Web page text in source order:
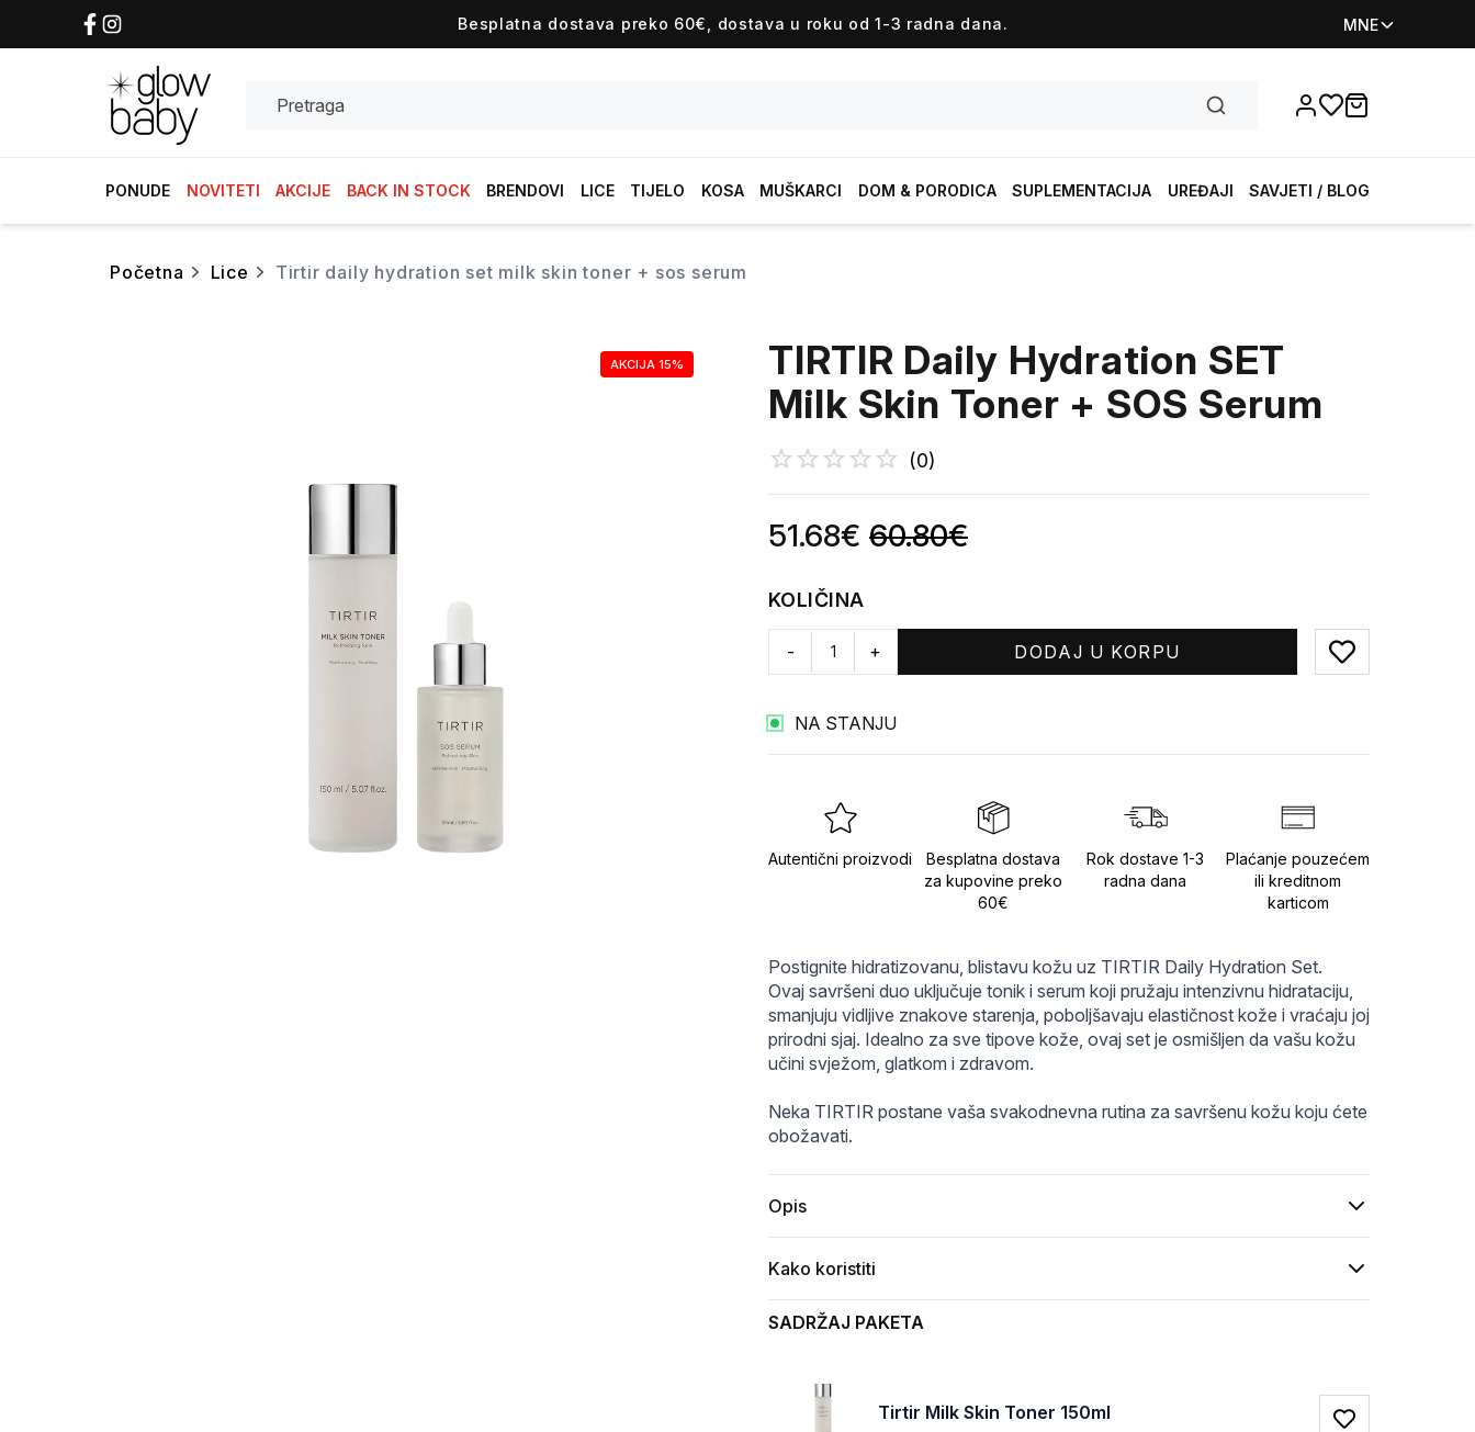
Besplatna dostava preko 60€, dostava u roku od 1-3 radna dana. MNE
Favorites
items in cart,
PONUDE NOVITETI AKCIJE BACK IN STOCK BRENDOVI LICE TIJELO KOSA MUŠKARCI DOM & PORODICA SUPLEMENTACIJA UREĐAJI SAVJETI / BLOG
početna lice tirtir daily hydration set milk skin toner + sos serum
AKCIJA 15%
TIRTIR Daily Hydration SET
Milk Skin Toner + SOS Serum
(0)
Product information
51.68€ 60.80€
KOLIČINA
- + DODAJ U KORPU
Add to favorites
NA STANJU
Autentični proizvodi
Besplatna dostava
za kupovine preko
60€
Rok dostave 1-3
radna dana
Plaćanje pouzećem
ili kreditnom
karticom
Postignite hidratizovanu, blistavu kožu uz TIRTIR Daily Hydration Set.
Ovaj savršeni duo uključuje tonik i serum koji pružaju intenzivnu hidrataciju,
smanjuju vidljive znakove starenja, poboljšavaju elastičnost kože i vraćaju joj
prirodni sjaj. Idealno za sve tipove kože, ovaj set je osmišljen da vašu kožu
učini svježom, glatkom i zdravom.
Neka TIRTIR postane vaša svakodnevna rutina za savršenu kožu koju ćete
obožavati.
Opis
Kako koristiti
SADRŽAJ PAKETA
Tirtir Milk Skin Toner 150ml Favorite